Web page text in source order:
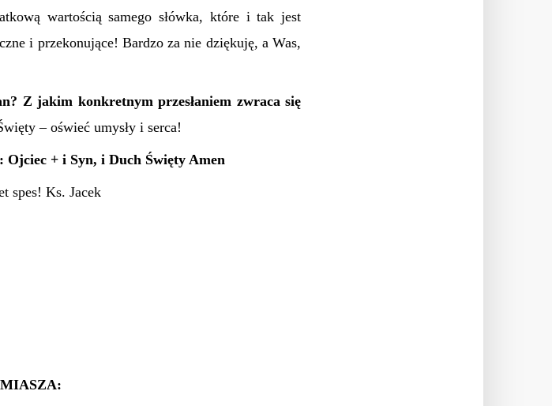
wartością samego słówka, które i tak jest
i przekonujące! Bardzo za nie dziękuję, a Was,
Z jakim konkretnym przesłaniem zwraca się
– oświeć umysły i serca!
Ojciec + i Syn, i Duch Święty Amen
spes! Ks. Jacek